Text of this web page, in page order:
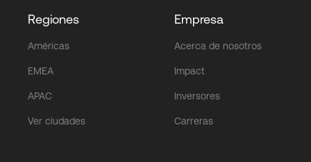
Regiones
Américas
EMEA
APAC
Ver ciudades
Empresa
Acerca de nosotros
Impact
Inversores
Carreras